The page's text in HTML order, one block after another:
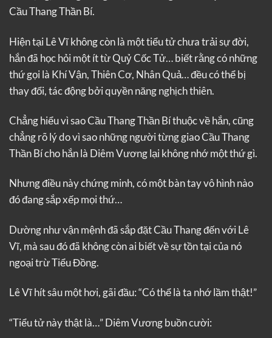
Cầu Thang Thần Bí.
Hiện tại Lê Vĩ không còn là một tiểu tử chưa trải sự đời,
hắn đã học hỏi một ít từ Quỷ Cốc Tử… biết rằng có những
thứ gọi là Khí Vận, Thiên Cơ, Nhân Quả… đều có thể bị
thay đổi, tác động bởi quyền năng nghịch thiên.
Chẳng hiểu vì sao Cầu Thang Thần Bí thuộc về hắn, cũng
chẳng rõ lý do vì sao những người từng giao Cầu Thang
Thần Bí cho hắn là Diêm Vương lại không nhớ một thứ gì.
Nhưng điều này chứng minh, có một bàn tay vô hình nào
đó đang sắp xếp mọi thứ…
Dường như vận mệnh đã sắp đặt Cầu Thang đến với Lê
Vĩ, mà sau đó đã không còn ai biết về sự tồn tại của nó
ngoại trừ Tiểu Đồng.
Lê Vĩ hít sâu một hơi, gãi đầu: “Có thể là ta nhớ lầm thật!”
“Tiểu tử này thật là…” Diêm Vương buồn cười: